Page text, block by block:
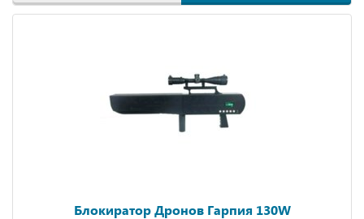
Блокиратор Дронов Гарпия 130W